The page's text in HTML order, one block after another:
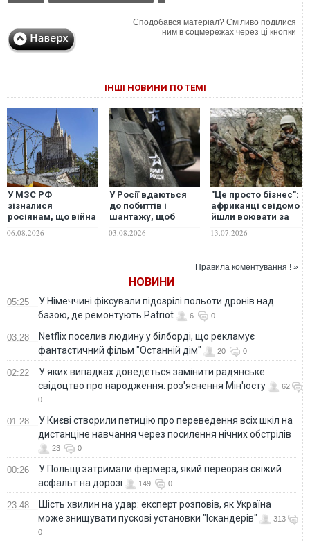
Сподобався матеріал? Сміливо поділися
ним в соцмережах через ці кнопки
ІНШІ НОВИНИ ПО ТЕМІ
У МЗС РФ
зізналися
росіянам, що війна
проти України
триватиме довго
06.08.2026
У Росії вдаються
до побиттів і
шантажу, щоб
поповнити армію
для війни проти
03.08.2026
"Це просто бізнес":
африканці свідомо
йшли воювати за
РФ проти України
заради грошей, —
13.07.2026
Правила коментування ! »
НОВИНИ
05:25
У Німеччині фіксували підозрілі польоти дронів над
базою, де ремонтують Patriot
6 0
03:28
Netflix поселив людину у білборді, що рекламує
фантастичний фільм "Останній дім"
20 0
02:22
У яких випадках доведеться замінити радянське
свідоцтво про народження: роз'яснення Мін'юсту
62
0
01:28
У Києві створили петицію про переведення всіх шкіл на
дистанціне навчання через посилення нічних обстрілів
23 0
00:26
У Польщі затримали фермера, який переорав свіжий
асфальт на дорозі
149 0
23:48
Шість хвилин на удар: експерт розповів, як Україна
може знищувати пускові установки "Іскандерів"
313
0